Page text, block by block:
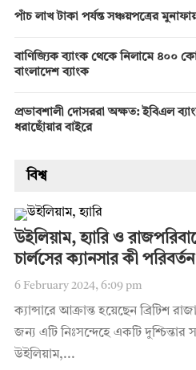
পাঁচ লাখ টাকা পর্যন্ত সঞ্চয়পত্রের
বাণিজ্যিক ব্যাংক থেকে নিলামে ৪০০
বাংলাদেশ ব্যাংক
প্রভাবশালী দোসররা অক্ষত: ইবিএল
ধরাছোঁয়ার বাইরে
বিশ্ব
উইলিয়াম, হ্যারি ও
চার্লসের ক্যানসার কী
6 February 2024, 6:09 pm
ক্যান্সারে আক্রান্ত হয়েছেন ব্রিটিশ
জন্য এটি নিঃসন্দেহে একটি দুশ্চিন্তার
উইলিয়াম,...